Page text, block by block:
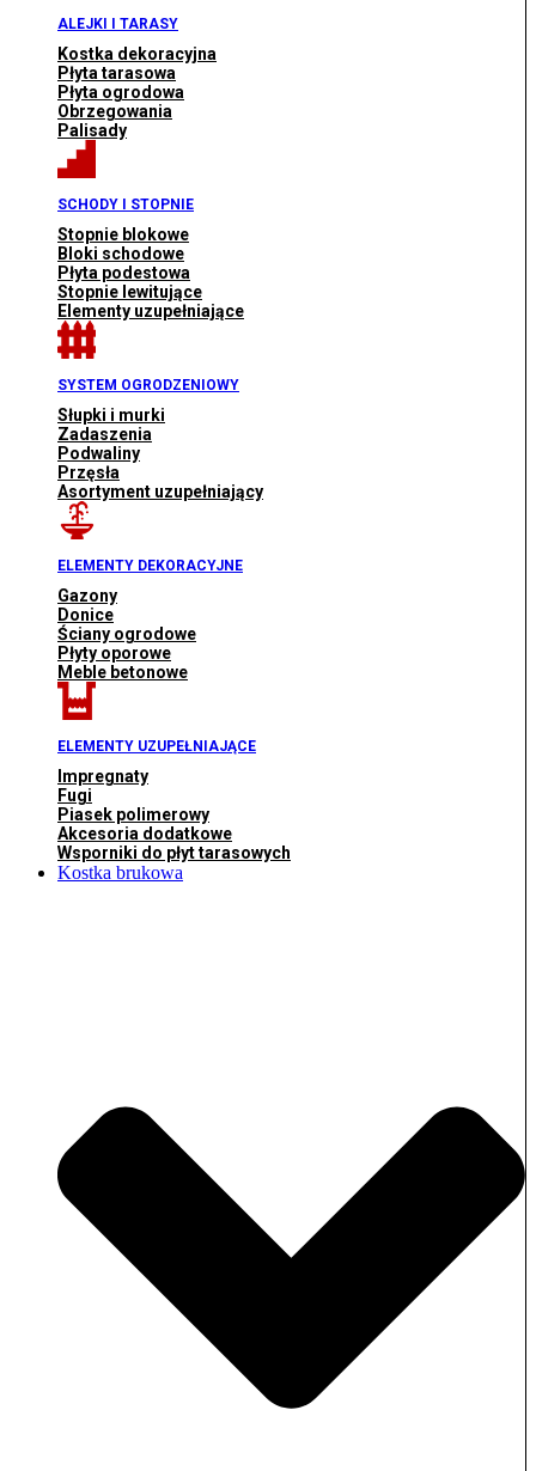
ALEJKI I TARASY
Kostka dekoracyjna
Płyta tarasowa
Płyta ogrodowa
Obrzegowania
Palisady
SCHODY I STOPNIE
Stopnie blokowe
Bloki schodowe
Płyta podestowa
Stopnie lewitujące
Elementy uzupełniające
SYSTEM OGRODZENIOWY
Słupki i murki
Zadaszenia
Podwaliny
Przęsła
Asortyment uzupełniający
ELEMENTY DEKORACYJNE
Gazony
Donice
Ściany ogrodowe
Płyty oporowe
Meble betonowe
ELEMENTY UZUPEŁNIAJĄCE
Impregnaty
Fugi
Piasek polimerowy
Akcesoria dodatkowe
Wsporniki do płyt tarasowych
Kostka brukowa